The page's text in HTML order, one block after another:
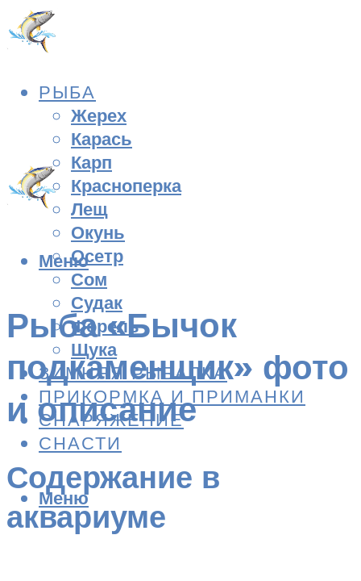
РЫБА
Жерех
Карась
Карп
Красноперка
Лещ
Окунь
Осетр
Сом
Судак
Форель
Щука
ЗИМНЯЯ РЫБАЛКА
ПРИКОРМКА И ПРИМАНКИ
СНАРЯЖЕНИЕ
СНАСТИ
Меню
Меню
Рыба «Бычок
подкаменщик» фото
и описание
Содержание в
аквариуме